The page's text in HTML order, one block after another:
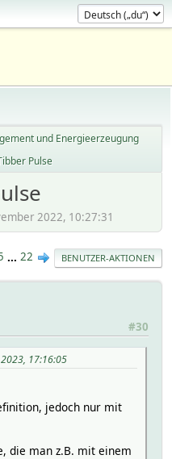
und Energieerzeugung
Pulse
2022, 10:27:31
... 22 BENUTZER-AKTIONEN
#30
17:16:05
jedoch nur mit
die man z.B. mit einem